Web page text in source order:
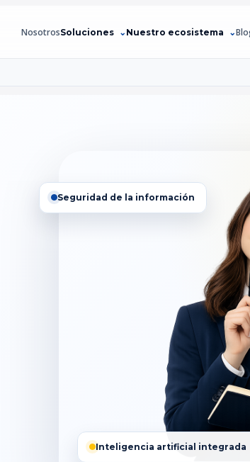
NosotrosSoluciones Nuestro ecosistema
Seguridad de la información
Inteligencia artificial integrada